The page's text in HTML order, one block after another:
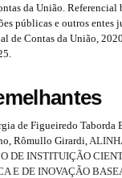
da União. Referencial
públicas e outros entes
de Contas da União,
de Figueiredo Taborda
Rômullo Girardi,
DE INSTITUIÇÃO
E DE INOVAÇÃO